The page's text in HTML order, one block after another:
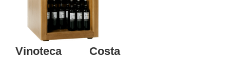
Vinoteca Costa